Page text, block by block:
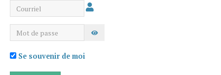
Courriel
Mot de passe AFFICHER LE MOT DE PASSE
Se souvenir de moi